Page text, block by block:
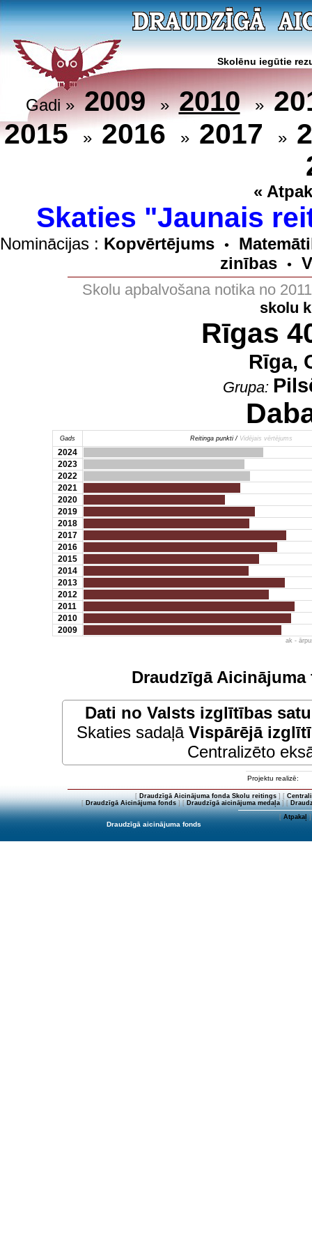
Skolēnu iegūtie
Gadi »2009»2010»
2015 » 2016 » 2017 »
«
Skaties "Jaunais
Nominācijas : Kopvērtējums •
zinības
•
Skolu apbalvošana notika no
skolu
Rīgas
Rīga,
Grupa:
Gads Reitinga punkti / Vidējais vērtējums
2024
2023
2022
2021
2020
2019
2018
2017
2016
2015
2014
2013
2012
2011
2010
2009
ak -
Draudzīgā
Dati no Valsts izglītības
Skaties sadaļā Vispārējā
Centralizēto
Projektu realizē:
[ Draudzīgā Aicinājuma fonda Skolu reitings] [
[Draudzīgā Aicinājuma fonds] [Draudzīgā aicinājuma medaļa] [
[Atpakaļ]
Draudzīgā aicinājuma fonds